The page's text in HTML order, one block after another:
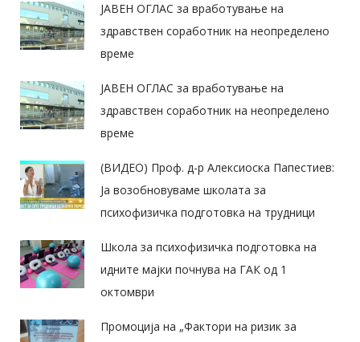
ЈАВЕН ОГЛАС за вработување на
здравствен соработник на неопределено
време
ЈАВЕН ОГЛАС за вработување на
здравствен соработник на неопределено
време
(ВИДЕО) Проф. д-р Алексиоска Папестиев:
Ја возобновуваме школата за
психофизичка подготовка на трудници
Школа за психофизичка подготовка на
идните мајки почнува на ГАК од 1
октомври
Промоција на „Фактори на ризик за